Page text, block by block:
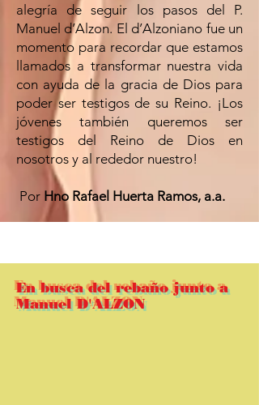
alegría de seguir los pasos del P.
Manuel d’Alzon. El d’Alzoniano fue un
momento para recordar que estamos
llamados a transformar nuestra vida
con ayuda de la gracia de Dios para
poder ser testigos de su Reino. ¡Los
jóvenes también queremos ser
testigos del Reino de Dios en
nosotros y al rededor nuestro!
Por Hno Rafael Huerta Ramos, a.a.
En busca del rebaño junto a
Manuel D'ALZON